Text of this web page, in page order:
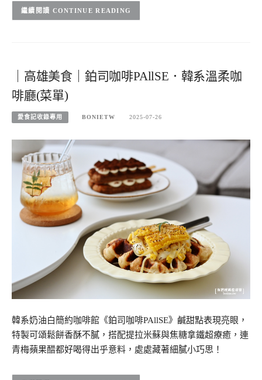
CONTINUE READING
｜高雄美食｜鉑司咖啡PAllSE．韓系溫柔咖
啡廳(菜單)
愛食記收錄專用 BONIETW 2025-07-26
韓系奶油白簡約咖啡館《鉑司咖啡PAllSE》鹹甜點表現亮眼，
特製可頌鬆餅香酥不膩，搭配提拉米蘇與焦糖拿鐵超療癒，連
青梅蘋果醋都好喝得出乎意料，處處藏著細膩小巧思！